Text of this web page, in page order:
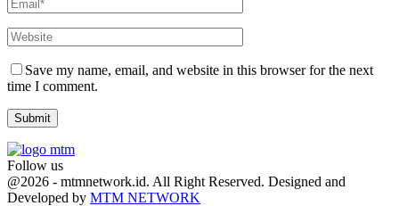
Save my name, email, and website in this browser for the next
time I comment.
Follow us
Facebook
Twitter
Youtube
@2026 - mtmnetwork.id. All Right Reserved. Designed and
Developed by MTM NETWORK